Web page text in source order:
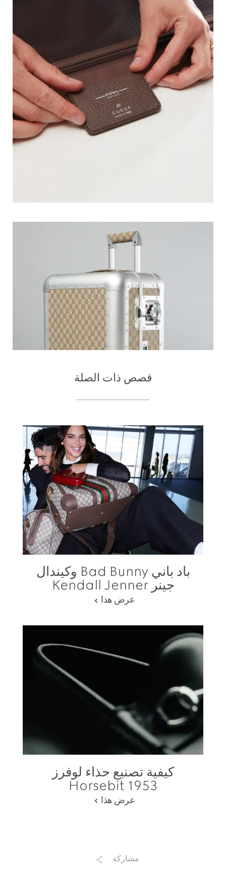
قصص ذات الصلة
باد باني Bad Bunny وكيندال
جينر Kendall Jenner
عرض هذا
كيفية تصنيع حذاء لوفرز
Horsebit 1953
عرض هذا
مشاركة